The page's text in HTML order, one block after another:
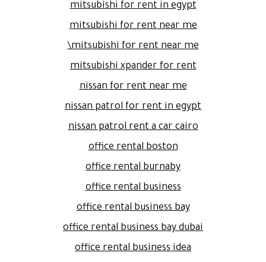
mitsubishi for rent in egypt
mitsubishi for rent near me
mitsubishi for rent near me\
mitsubishi xpander for rent
nissan for rent near me
nissan patrol for rent in egypt
nissan patrol rent a car cairo
office rental boston
office rental burnaby
office rental business
office rental business bay
office rental business bay dubai
office rental business idea